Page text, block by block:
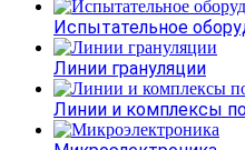
Испытательное
Линии грануляции
Линии и комплексы